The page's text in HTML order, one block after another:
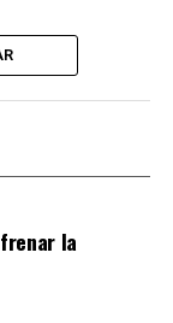
la